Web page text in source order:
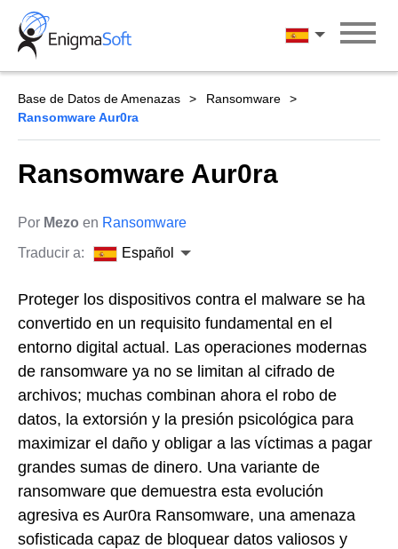
Skip
content
Español
Base de Datos de Amenazas
Ransomware
Ransomware Aur0ra
Ransomware Aur0ra
Por Mezo en Ransomware
Traducir a:
Español
Proteger los dispositivos contra el malware se ha
convertido en un requisito fundamental en el
entorno digital actual. Las operaciones modernas
de ransomware ya no se limitan al cifrado de
archivos; muchas combinan ahora el robo de
datos, la extorsión y la presión psicológica para
maximizar el daño y obligar a las víctimas a pagar
grandes sumas de dinero. Una variante de
ransomware que demuestra esta evolución
agresiva es Aur0ra Ransomware, una amenaza
sofisticada capaz de bloquear datos valiosos y